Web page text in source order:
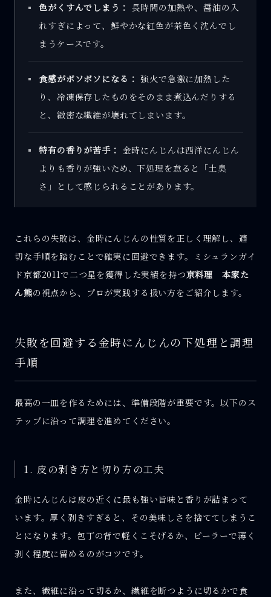
色がくすんでしまう： 長時間の加熱や、醤油の入
れすぎによって、鮮やかな紅色が茶色く沈んでし
まうケースです。
食感がボソボソになる： 強火で急激に加熱した
り、冷凍保存したものをそのまま煮込んだりする
と、緻密な繊維が壊れてしまいます。
特有の香りが苦手： 金時にんじんは西洋にんじん
よりも香りが強いため、下処理を怠ると「土臭
さ」として感じられることがあります。
これらの失敗は、金時にんじんの性質を正しく理解し、適
切な手順を踏むことで確実に回避できます。ミシュランガイ
ド京都2011で二つ星を獲得した実績を持つ京料理 本家た
ん熊の視点から、プロが実践する扱い方をご紹介します。
失敗を回避する金時にんじんの下処理と調理
手順
最高の一皿を作るためには、準備段階が重要です。以下のス
テップに沿って調理を進めてください。
1. 皮の剥き方と切り方の工夫
金時にんじんは皮の近くに最も強い旨味と香りが詰まって
います。厚く剥きすぎると、その美味しさを捨ててしまうこ
とになります。包丁の背で軽くこそげるか、ピーラーで薄く
剥く程度に留めるのがコツです。
また、繊維に沿って切るか、繊維を断つように切るかで食